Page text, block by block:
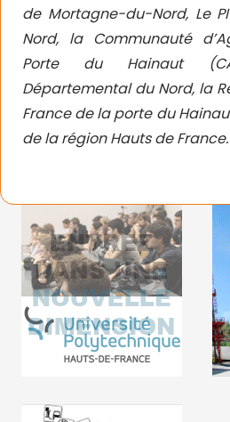
de Mortagne-du-Nord, Le
Nord, la Communauté
Porte du Hainaut
Départemental du Nord, la
France de la porte du
de la région Hauts de France.